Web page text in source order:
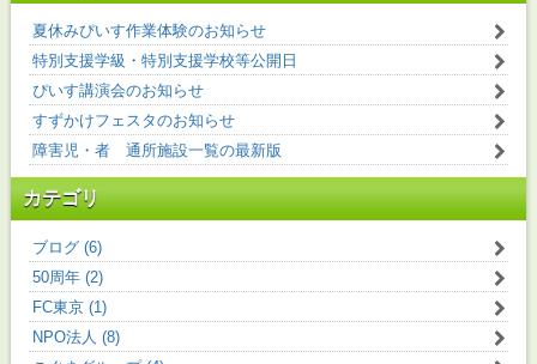
夏休みぴいす作業体験のお知らせ
特別支援学級・特別支援学校等公開日
ぴいす講演会のお知らせ
すずかけフェスタのお知らせ
障害児・者 通所施設一覧の最新版
カテゴリ
ブログ (6)
50周年 (2)
FC東京 (1)
NPO法人 (8)